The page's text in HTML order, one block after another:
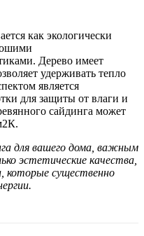
как экологически
Дерево имеет
удерживать тепло
является
для защиты от влаги и
сайдинга может
для вашего дома, важным
эстетические качества,
которые существенно